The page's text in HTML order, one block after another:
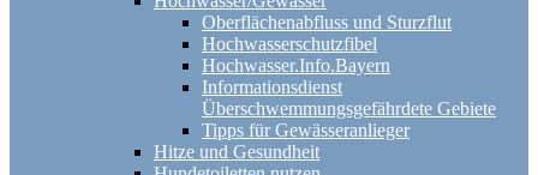
Oberflächenabfluss und Sturzflut
Hochwasserschutzfibel
Hochwasser.Info.Bayern
Informationsdienst
Überschwemmungsgefährdete Gebiete
Tipps für Gewässeranlieger
Hitze und Gesundheit